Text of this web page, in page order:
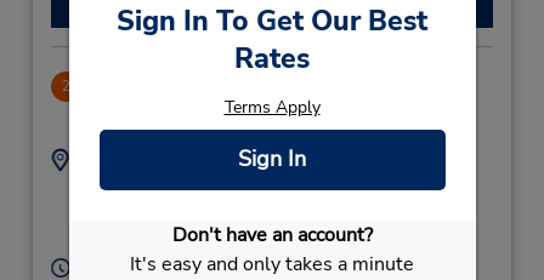
Sign In To Get Our Best
Rates
Terms Apply
Sign In
Don't have an account?
It's easy and only takes a minute
2
Adresse :
Linnegatan 29,
011135050
Heures d'exploitation :